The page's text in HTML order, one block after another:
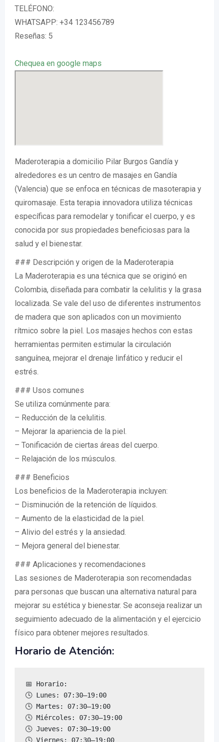
TELÉFONO:
WHATSAPP: +34 123456789
Reseñas: 5
Chequea en google maps
Maderoterapia a domicilio Pilar Burgos Gandía y
alrededores es un centro de masajes en Gandía
(Valencia) que se enfoca en técnicas de masoterapia y
quiromasaje. Esta terapia innovadora utiliza técnicas
específicas para remodelar y tonificar el cuerpo, y es
conocida por sus propiedades beneficiosas para la
salud y el bienestar.
### Descripción y origen de la Maderoterapia
La Maderoterapia es una técnica que se originó en
Colombia, diseñada para combatir la celulitis y la grasa
localizada. Se vale del uso de diferentes instrumentos
de madera que son aplicados con un movimiento
rítmico sobre la piel. Los masajes hechos con estas
herramientas permiten estimular la circulación
sanguínea, mejorar el drenaje linfático y reducir el
estrés.
### Usos comunes
Se utiliza comúnmente para:
– Reducción de la celulitis.
– Mejorar la apariencia de la piel.
– Tonificación de ciertas áreas del cuerpo.
– Relajación de los músculos.
### Beneficios
Los beneficios de la Maderoterapia incluyen:
– Disminución de la retención de líquidos.
– Aumento de la elasticidad de la piel.
– Alivio del estrés y la ansiedad.
– Mejora general del bienestar.
### Aplicaciones y recomendaciones
Las sesiones de Maderoterapia son recomendadas
para personas que buscan una alternativa natural para
mejorar su estética y bienestar. Se aconseja realizar un
seguimiento adecuado de la alimentación y el ejercicio
físico para obtener mejores resultados.
Horario de Atención:
📅 Horario:
🕓 Lunes: 07:30–19:00
🕓 Martes: 07:30–19:00
🕓 Miércoles: 07:30–19:00
🕓 Jueves: 07:30–19:00
🕓 Viernes: 07:30–19:00